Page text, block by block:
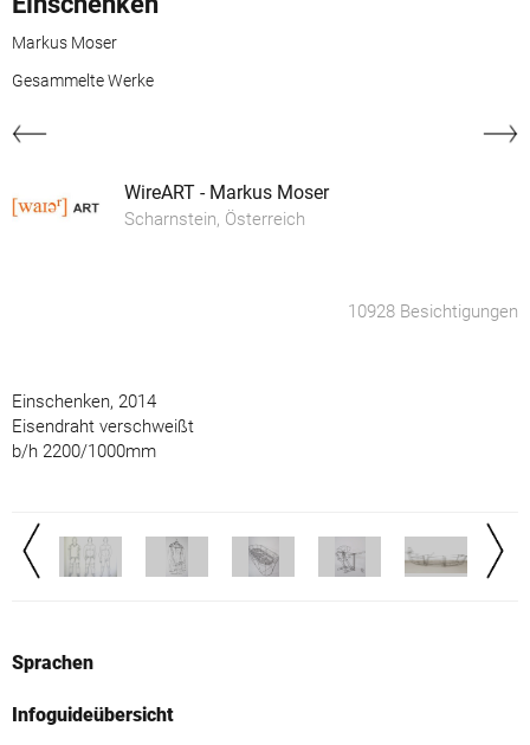
Markus Moser
Gesammelte Werke
WireART - Markus Moser
Scharnstein, Österreich
10928 Besichtigungen
Einschenken, 2014
Eisendraht verschweißt
b/h 2200/1000mm
Sprachen
Infoguideübersicht